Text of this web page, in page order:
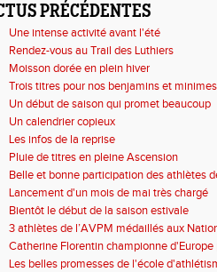
PRÉCÉDENTES
Une intense activité avant l'été
Rendez-vous au Trail des Luthiers
Moisson dorée en plein hiver
Trois titres pour nos benjamins et minimes
Un début de saison qui promet beaucoup
Un calendrier copieux
Les infos de la reprise
Pluie de titres en pleine Ascension
Belle et bonne participation des athlètes
Lancement d'un mois de mai très chargé
Bientôt le début de la saison estivale
3 athlètes de l’AVPM médaillés aux
Catherine Florentin championne d'Europe
Les belles promesses de l'école